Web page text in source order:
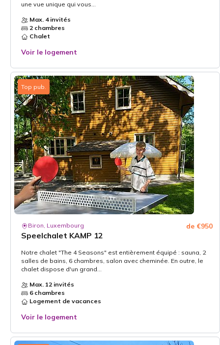
une vue unique qui vous...
Max. 4 invités
2 chambres
Chalet
Voir le logement
Top pub.
Biron, Luxembourg
Speelchalet KAMP 12
de €950
Notre chalet "The 4 Seasons" est entièrement équipé : sauna, 2
salles de bains, 6 chambres, salon avec cheminée. En outre, le
chalet dispose d'un grand...
Max. 12 invités
6 chambres
Logement de vacances
Voir le logement